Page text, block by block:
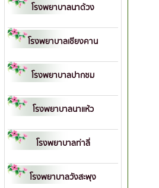
โรงพยาบาลนาด้วง
โรงพยาบาลเชียงคาน
โรงพยาบาลปากชม
โรงพยาบาลนาแห้ว
โรงพยาบาลท่าลี่
โรงพยาบาลวังสะพุง